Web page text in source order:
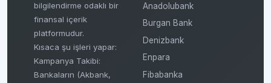
bilgilendirme odaklı bir
finansal içerik
platformudur.
Kısaca şu işleri yapar:
Kampanya Takibi:
Bankaların (Akbank,
Anadolubank
Burgan Bank
Denizbank
Enpara
Fibabanka